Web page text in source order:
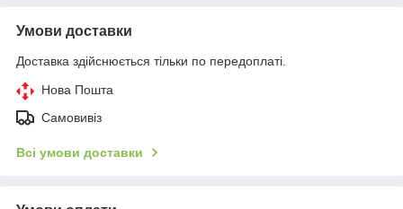
Умови доставки
Доставка здійснюється тільки по передоплаті.
Нова Пошта
Самовивіз
Всі умови доставки